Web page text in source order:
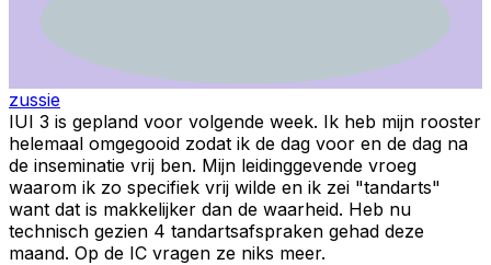
zussie
IUI 3 is gepland voor volgende week. Ik heb mijn rooster
helemaal omgegooid zodat ik de dag voor en de dag na
de inseminatie vrij ben. Mijn leidinggevende vroeg
waarom ik zo specifiek vrij wilde en ik zei "tandarts"
want dat is makkelijker dan de waarheid. Heb nu
technisch gezien 4 tandartsafspraken gehad deze
maand. Op de IC vragen ze niks meer.